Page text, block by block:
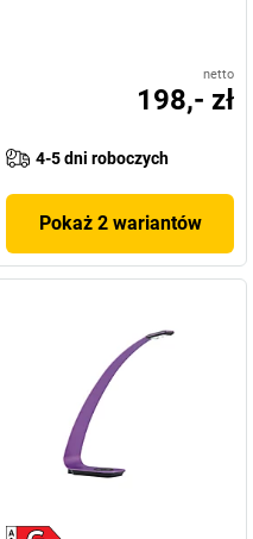
netto
198,- zł
4-5 dni roboczych
Pokaż 2 wariantów